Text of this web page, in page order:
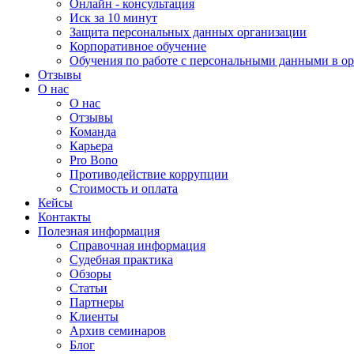
Онлайн - консультация
Иск за 10 минут
Защита персональных данных организации
Корпоративное обучение
Обучения по работе с персональными данными в
Отзывы
О нас
О нас
Отзывы
Команда
Карьера
Pro Bono
Противодействие коррупции
Стоимость и оплата
Кейсы
Контакты
Полезная информация
Справочная информация
Судебная практика
Обзоры
Статьи
Партнеры
Клиенты
Архив семинаров
Блог